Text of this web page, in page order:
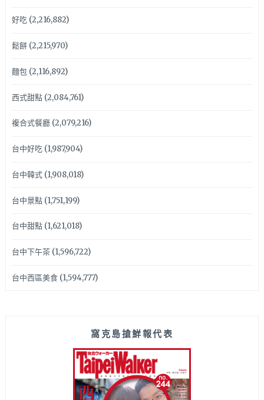
好吃(2,216,882)
鬆餅(2,215,970)
麵包(2,116,892)
西式甜點(2,084,761)
複合式餐廳(2,079,216)
台中好吃(1,987,904)
台中韓式(1,908,018)
台中景點(1,751,199)
台中甜點(1,621,018)
台中下午茶(1,596,722)
台中西區美食(1,594,777)
窩克島搶鮮報代表